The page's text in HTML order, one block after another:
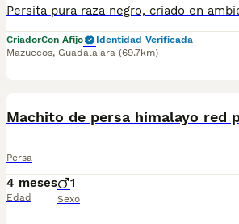
CriadorCon Afijo
Identidad Verificada
Mazuecos, Guadalajara (69.7km)
Machito de persa himalayo red
Persa
4 meses
Edad
1
Sexo